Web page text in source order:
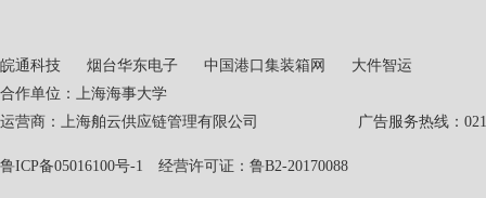
皖通科技 烟台华东电子 中国港口集装箱网
大件智运
合作单位：上海海事大学
运营商：上海舶云供应链管理有限公司 广告服务热线：021-
鲁ICP备05016100号-1 经营许可证：鲁B2-20170088